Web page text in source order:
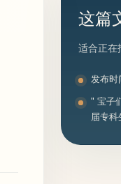
这篇
适合正在
发布时
" 宝子
届专科